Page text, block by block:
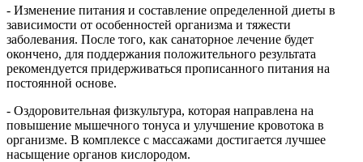
- Изменение питания и составление определенной диеты в
зависимости от особенностей организма и тяжести
заболевания. После того, как санаторное лечение будет
окончено, для поддержания положительного результата
рекомендуется придерживаться прописанного питания на
постоянной основе.
- Оздоровительная физкультура, которая направлена на
повышение мышечного тонуса и улучшение кровотока в
организме. В комплексе с массажами достигается лучшее
насыщение органов кислородом.